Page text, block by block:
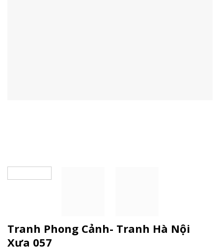
Tranh Phong Cảnh- Tranh Hà Nội
Xưa 057